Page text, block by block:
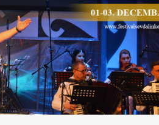
READ MORE